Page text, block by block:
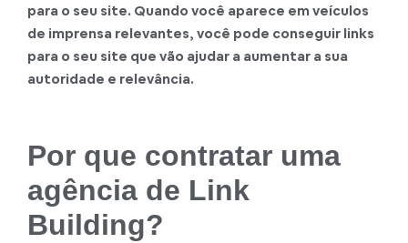
para o seu site. Quando você aparece em veículos
de imprensa relevantes, você pode conseguir links
para o seu site que vão ajudar a aumentar a sua
autoridade e relevância.
Por que contratar uma
agência de Link
Building?